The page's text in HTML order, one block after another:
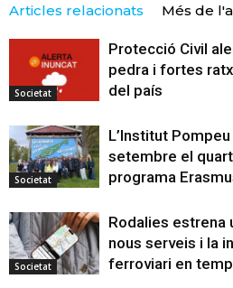
Articles relacionats Més de
Societat
Protecció Civil
pedra i fortes
del país
Societat
L’Institut
setembre el
programa
Societat
Rodalies estrena
nous serveis i la
ferroviari en